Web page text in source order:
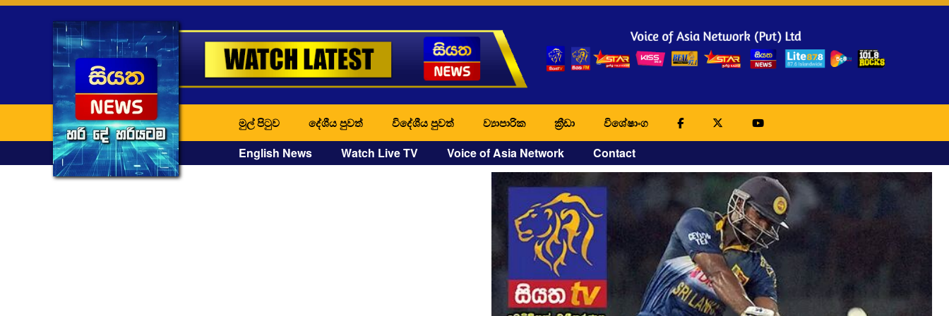
මුල් පිටුව දේශීය පුවත් විදේශීය පුවත් ව්‍යාපාරික ක්‍රීඩා විශේෂාංග
English News Watch Live TV Voice of Asia Network Contact